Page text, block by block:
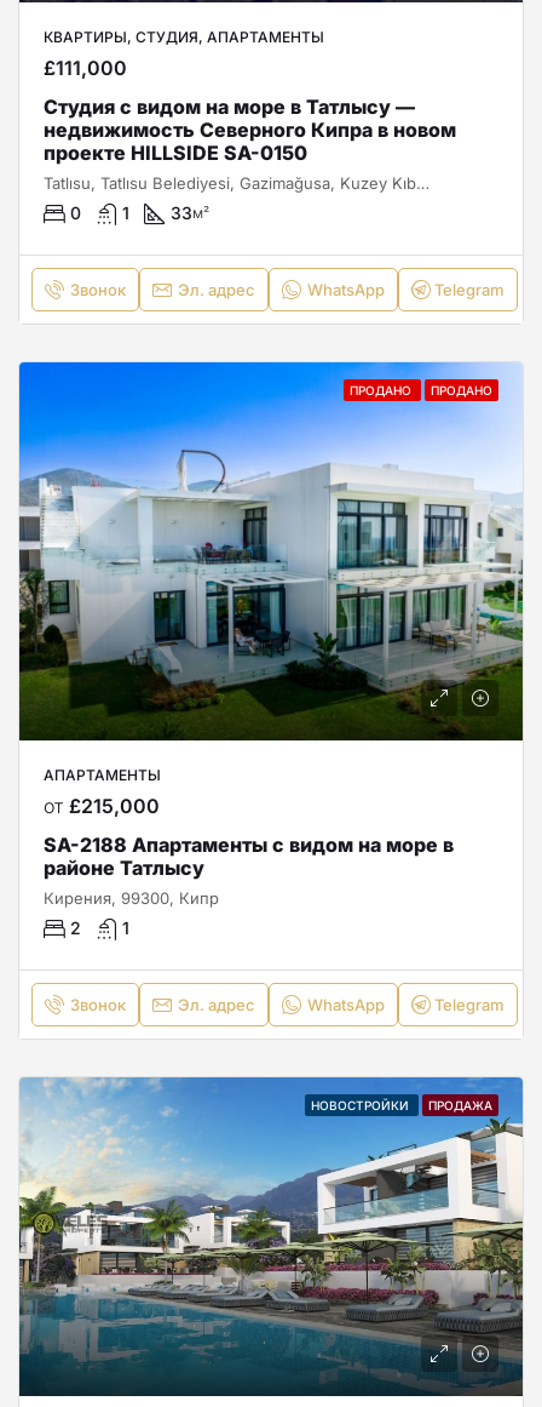
КВАРТИРЫ, СТУДИЯ, АПАРТАМЕНТЫ
£111,000
Студия с видом на море в Татлысу —
недвижимость Северного Кипра в новом
проекте HILLSIDE SA-0150
Tatlısu, Tatlısu Belediyesi, Gazimağusa, Kuzey Kıbrıs, Κύπρος - Kıbrıs
0 1 33м²
Звонок Эл. адрес WhatsApp Telegram
ПРОДАНО ПРОДАНО
АПАРТАМЕНТЫ
от £215,000
SA-2188 Апартаменты с видом на море в
районе Татлысу
Кирения, 99300, Кипр
2 1
Звонок Эл. адрес WhatsApp Telegram
НОВОСТРОЙКИ ПРОДАЖА